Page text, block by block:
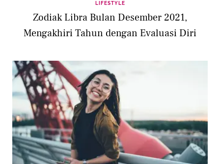
LIFESTYLE
Zodiak Libra Bulan Desember 2021,
Mengakhiri Tahun dengan Evaluasi Diri